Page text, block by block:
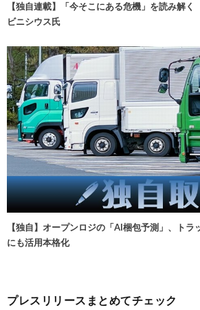
【独自連載】「今そこにある危機」を読み解
ビニシウス氏
【独自】オープンロジの「AI梱包予測」、ト
にも活用本格化
プレスリリースまとめてチェック